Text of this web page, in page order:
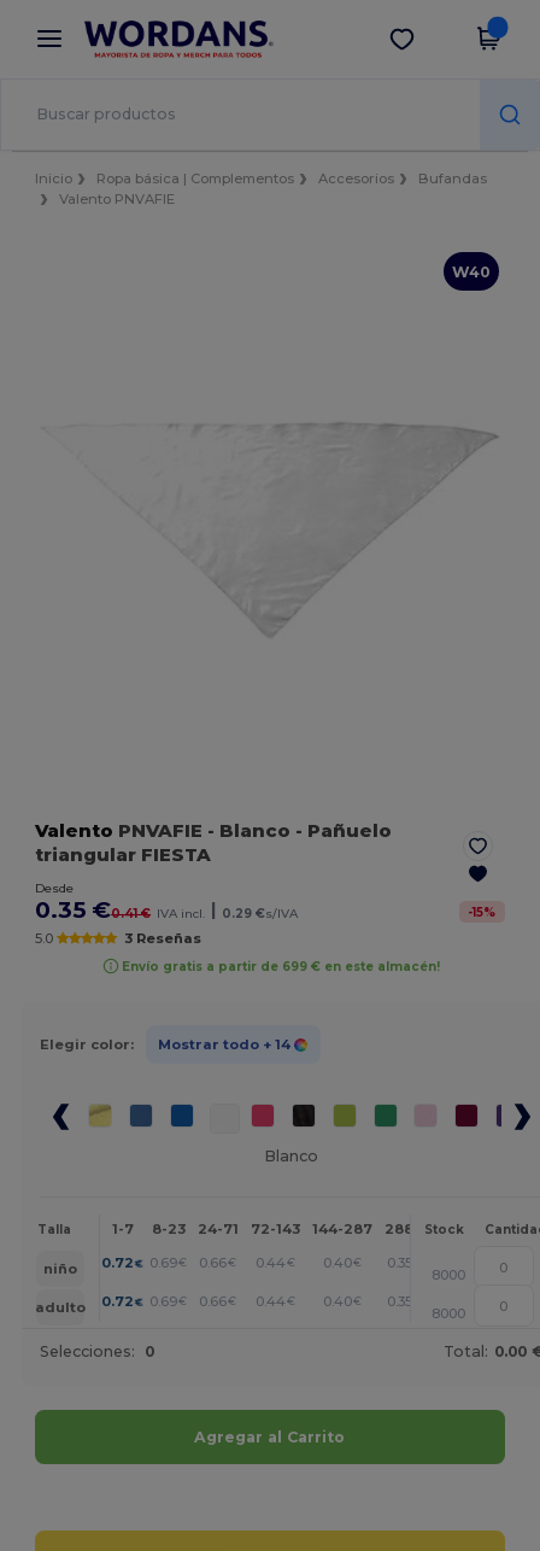
× App de Wordans
¡Mejores precios en app!
Descargar app
Inicio Ropa básica | Complementos Accesorios
Bufandas
Valento PNVAFIE
W40
Valento PNVAFIE - Blanco - Pañuelo
triangular FIESTA
Desde
0.35 €0.41 € IVA incl. 0.29 €s/IVA -15%
5.0 3 Reseñas
Envío gratis a partir de 699 € en este almacén!
Elegir color: Mostrar todo + 14
Blanco
Talla 1-7 8-23 24-71 72-143 144-287 288 + Más
Stock
niño 0.72 € 0.69€ 0.66€ 0.44€ 0.40€ 0.35 +
8000
adulto
0.72 € 0.69€ 0.66€ 0.44€ 0.40€ 0.35 +
8000
Selecciones: 0 Total: 0.00
Agregar al Carrito